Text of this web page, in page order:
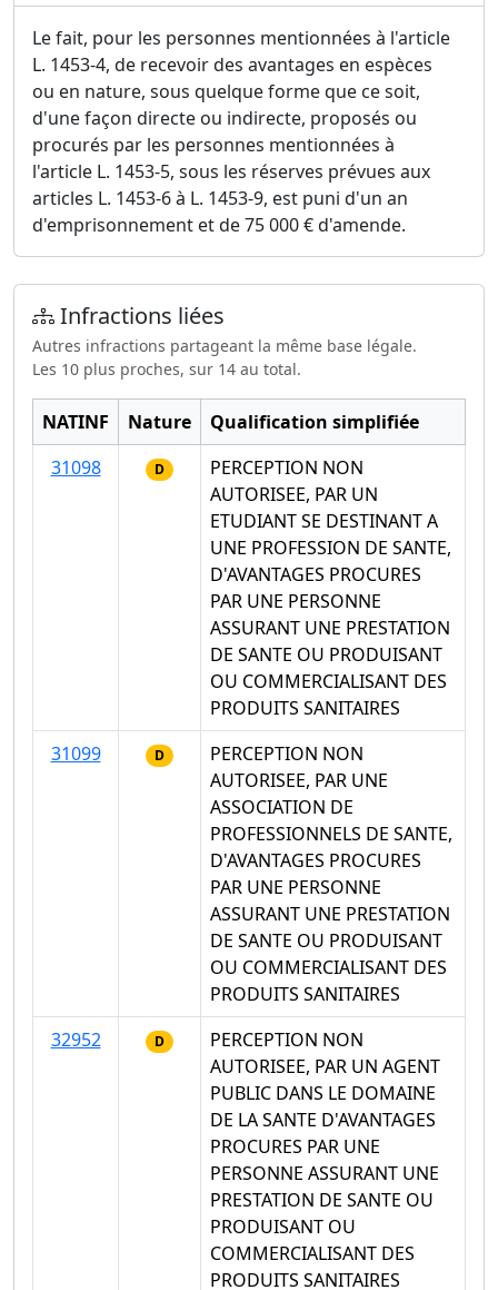
Le fait, pour les personnes mentionnées à l'article
L. 1453-4, de recevoir des avantages en espèces
ou en nature, sous quelque forme que ce soit,
d'une façon directe ou indirecte, proposés ou
procurés par les personnes mentionnées à
l'article L. 1453-5, sous les réserves prévues aux
articles L. 1453-6 à L. 1453-9, est puni d'un an
d'emprisonnement et de 75 000 € d'amende.
Infractions liées
Autres infractions partageant la même base légale.
Les 10 plus proches, sur 14 au total.
NATINF Nature
Qualification simplifiée
31098
D
PERCEPTION NON
AUTORISEE, PAR UN
ETUDIANT SE DESTINANT A
UNE PROFESSION DE SANTE,
D'AVANTAGES PROCURES
PAR UNE PERSONNE
ASSURANT UNE PRESTATION
DE SANTE OU PRODUISANT
OU COMMERCIALISANT DES
PRODUITS SANITAIRES
31099
D
PERCEPTION NON
AUTORISEE, PAR UNE
ASSOCIATION DE
PROFESSIONNELS DE SANTE,
D'AVANTAGES PROCURES
PAR UNE PERSONNE
ASSURANT UNE PRESTATION
DE SANTE OU PRODUISANT
OU COMMERCIALISANT DES
PRODUITS SANITAIRES
32952
D
PERCEPTION NON
AUTORISEE, PAR UN AGENT
PUBLIC DANS LE DOMAINE
DE LA SANTE D'AVANTAGES
PROCURES PAR UNE
PERSONNE ASSURANT UNE
PRESTATION DE SANTE OU
PRODUISANT OU
COMMERCIALISANT DES
PRODUITS SANITAIRES